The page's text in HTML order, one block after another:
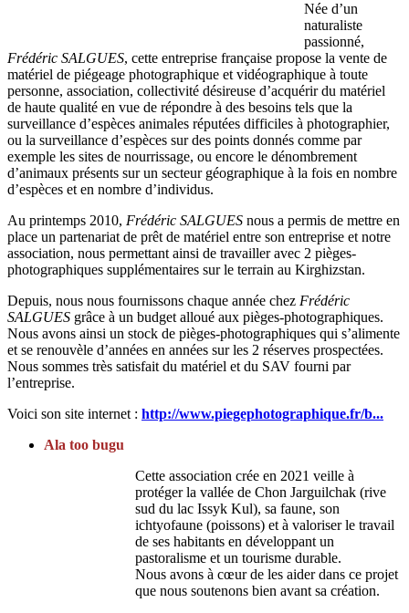
Née d’un
naturaliste
passionné,
Frédéric SALGUES, cette entreprise française propose la vente de
matériel de piégeage photographique et vidéographique à toute
personne, association, collectivité désireuse d’acquérir du matériel
de haute qualité en vue de répondre à des besoins tels que la
surveillance d’espèces animales réputées difficiles à photographier,
ou la surveillance d’espèces sur des points donnés comme par
exemple les sites de nourrissage, ou encore le dénombrement
d’animaux présents sur un secteur géographique à la fois en nombre
d’espèces et en nombre d’individus.
Au printemps 2010, Frédéric SALGUES nous a permis de mettre en
place un partenariat de prêt de matériel entre son entreprise et notre
association, nous permettant ainsi de travailler avec 2 pièges-
photographiques supplémentaires sur le terrain au Kirghizstan.
Depuis, nous nous fournissons chaque année chez Frédéric
SALGUES grâce à un budget alloué aux pièges-photographiques.
Nous avons ainsi un stock de pièges-photographiques qui s’alimente
et se renouvèle d’années en années sur les 2 réserves prospectées.
Nous sommes très satisfait du matériel et du SAV fourni par
l’entreprise.
Voici son site internet : http://www.piegephotographique.fr/b...
Ala too bugu
Cette association crée en 2021 veille à
protéger la vallée de Chon Jarguilchak (rive
sud du lac Issyk Kul), sa faune, son
ichtyofaune (poissons) et à valoriser le travail
de ses habitants en développant un
pastoralisme et un tourisme durable.
Nous avons à cœur de les aider dans ce projet
que nous soutenons bien avant sa création.